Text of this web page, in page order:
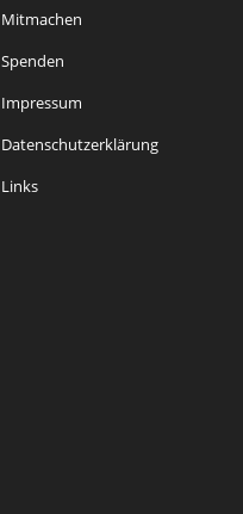
Mitmachen
Spenden
Impressum
Datenschutzerklärung
Links